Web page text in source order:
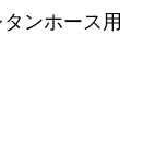
ンホース用